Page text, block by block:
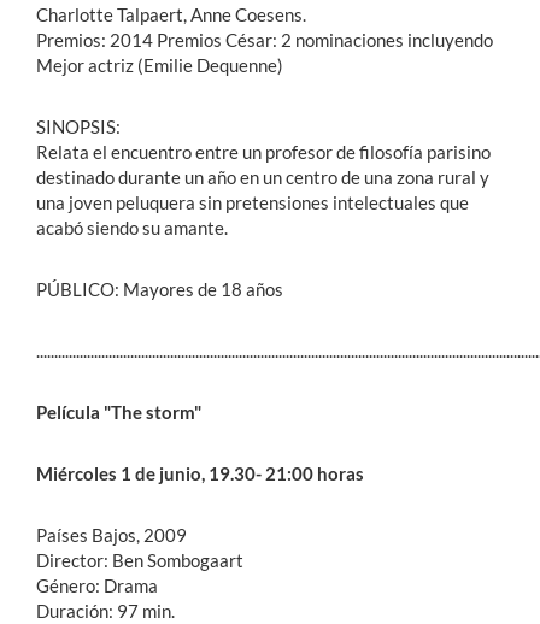
Charlotte Talpaert, Anne Coesens.
Premios: 2014 Premios César: 2 nominaciones incluyendo
Mejor actriz (Emilie Dequenne)
SINOPSIS:
Relata el encuentro entre un profesor de filosofía parisino
destinado durante un año en un centro de una zona rural y
una joven peluquera sin pretensiones intelectuales que
acabó siendo su amante.
PÚBLICO: Mayores de 18 años
Película "The storm"
Miércoles 1 de junio, 19.30- 21:00 horas
Países Bajos, 2009
Director: Ben Sombogaart
Género: Drama
Duración: 97 min.